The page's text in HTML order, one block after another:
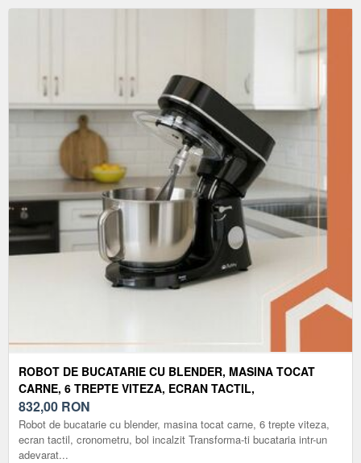
ROBOT DE BUCATARIE CU BLENDER, MASINA TOCAT
CARNE, 6 TREPTE VITEZA, ECRAN TACTIL,
CRONOMETRU, BOL INCALZIT
832,00 RON
Robot de bucatarie cu blender, masina tocat carne, 6 trepte viteza,
ecran tactil, cronometru, bol incalzit Transforma-ti bucataria intr-un
adevarat...